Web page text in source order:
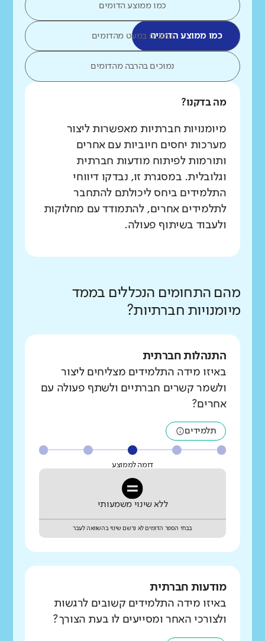
כמו ממוצע הדומים
כמו ממוצע הדומיםנמוכים במעט מהדומים
נמוכים בהרבה מהדומים
מה בדקנו?
מיומנויות חברתיות מאפשרות ליצור
מערכות יחסים חיוביות עם אחרים
ותורמות לפיתוח מודעות חברתית
וגלובלית. במסגרת זו, נבדקו דיווחי
התלמידים ביחס ליכולתם להתחבר
לתלמידים אחרים, להתמודד עם מחלוקות
ולעבוד בשיתוף פעולה.
מהם התחומים הנכללים בממד
מיומנויות חברתיות?
התנהלות חברתית
באיזו מידה התלמידים מצליחים ליצור
ולשמר קשרים חברתיים ולשתף פעולה עם
אחרים?
תלמידים
דומה לממוצע
ללא שינוי משמעותי
בבתי הספר הדומים לא נרשם שינוי בהשוואה לעבר
מודעות חברתית
באיזו מידה התלמידים קשובים לרגשות
ולצורכי האחר ומסייעים לו בעת הצורך?